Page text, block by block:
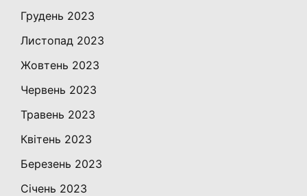
Грудень 2023
Листопад 2023
Жовтень 2023
Червень 2023
Травень 2023
Квітень 2023
Березень 2023
Січень 2023